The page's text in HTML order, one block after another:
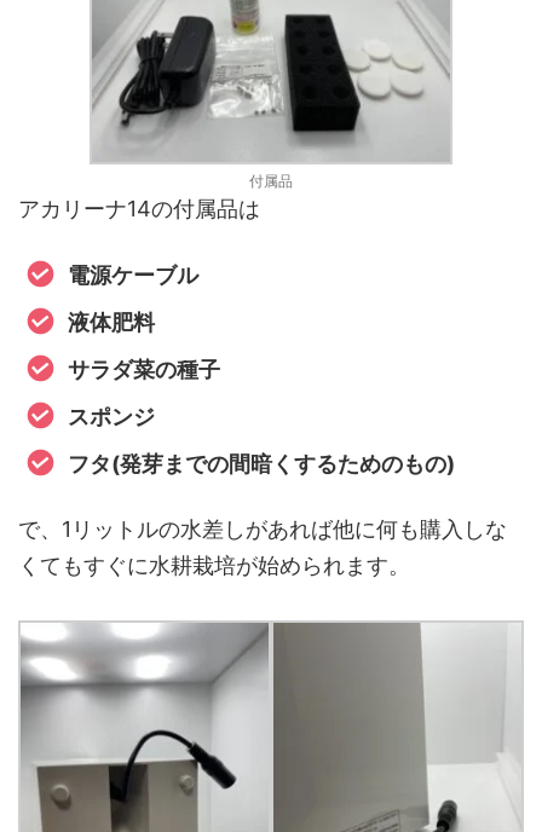
付属品
アカリーナ14の付属品は
電源ケーブル
液体肥料
サラダ菜の種子
スポンジ
フタ(発芽までの間暗くするためのもの)
で、1リットルの水差しがあれば他に何も購入しな
くてもすぐに水耕栽培が始められます。